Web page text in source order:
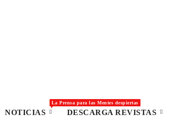
NOTICIAS
La Prensa para las Mentes despiertas
DESCARGA REVISTAS